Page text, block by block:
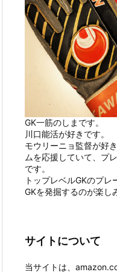
GK一筋のしまです。
川口能活が好きです。
モウリーニョ監督が好
ムを応援していて、プ
です。
トップレベルGKのプ
GKを発掘するのが楽し
サイトについて
当サイトは、